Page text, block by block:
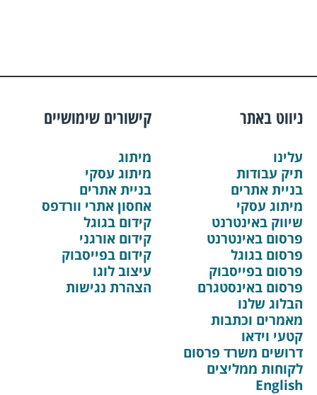
ניווט באתר
עלינו
תיק עבודות
בניית אתרים
מיתוג עסקי
שיווק באינטרנט
פרסום באינטרנט
פרסום בגוגל
פרסום בפייסבוק
פרסום באינסטגרם
הבלוג שלנו
מאמרים וכתבות
קטעי וידאו
דרושים משרד פרסום
לקוחות ממליצים
English
קישורים שימושיים
מיתוג
מיתוג עסקי
בניית אתרים
אחסון אתרי וורדפס
קידום בגוגל
קידום אורגני
קידום בפייסבוק
עיצוב לוגו
הצהרת נגישות